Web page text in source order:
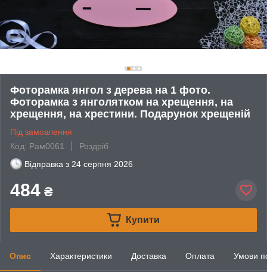
Фоторамка янгол з дерева на 1 фото.
Фоторамка з янголятком на хрещення, на
хрещення, на хрестини. Подарунок хрещеній
Під замовлення
Код: Рам0061
Роздріб
Відправка з 24 серпня 2026
484 ₴
Купити
Опис Характеристики Доставка Оплата Умови